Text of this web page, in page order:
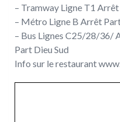
– Tramway Ligne T1
– Métro Ligne B Arrêt
– Bus Lignes C25/28/36/
Part Dieu Sud
Info sur le restaurant